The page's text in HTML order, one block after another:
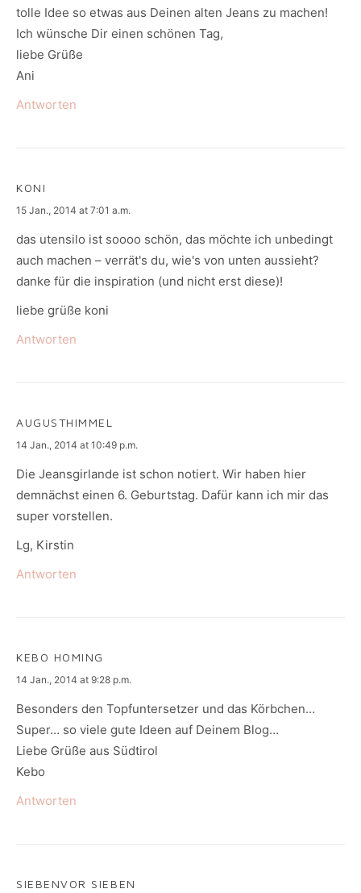
tolle Idee so etwas aus Deinen alten Jeans zu machen!
Ich wünsche Dir einen schönen Tag,
liebe Grüße
Ani
Antworten
KONI
says:
15 Jan., 2014 at 7:01 a.m.
das utensilo ist soooo schön, das möchte ich unbedingt
auch machen – verrät's du, wie's von unten aussieht?
danke für die inspiration (und nicht erst diese)!
liebe grüße koni
Antworten
AUGUSTHIMMEL
says:
14 Jan., 2014 at 10:49 p.m.
Die Jeansgirlande ist schon notiert. Wir haben hier
demnächst einen 6. Geburtstag. Dafür kann ich mir das
super vorstellen.
Lg, Kirstin
Antworten
KEBO HOMING
says:
14 Jan., 2014 at 9:28 p.m.
Besonders den Topfuntersetzer und das Körbchen…
Super… so viele gute Ideen auf Deinem Blog…
Liebe Grüße aus Südtirol
Kebo
Antworten
SIEBENVOR SIEBEN